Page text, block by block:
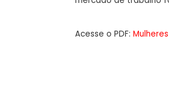
Acesse o PDF: